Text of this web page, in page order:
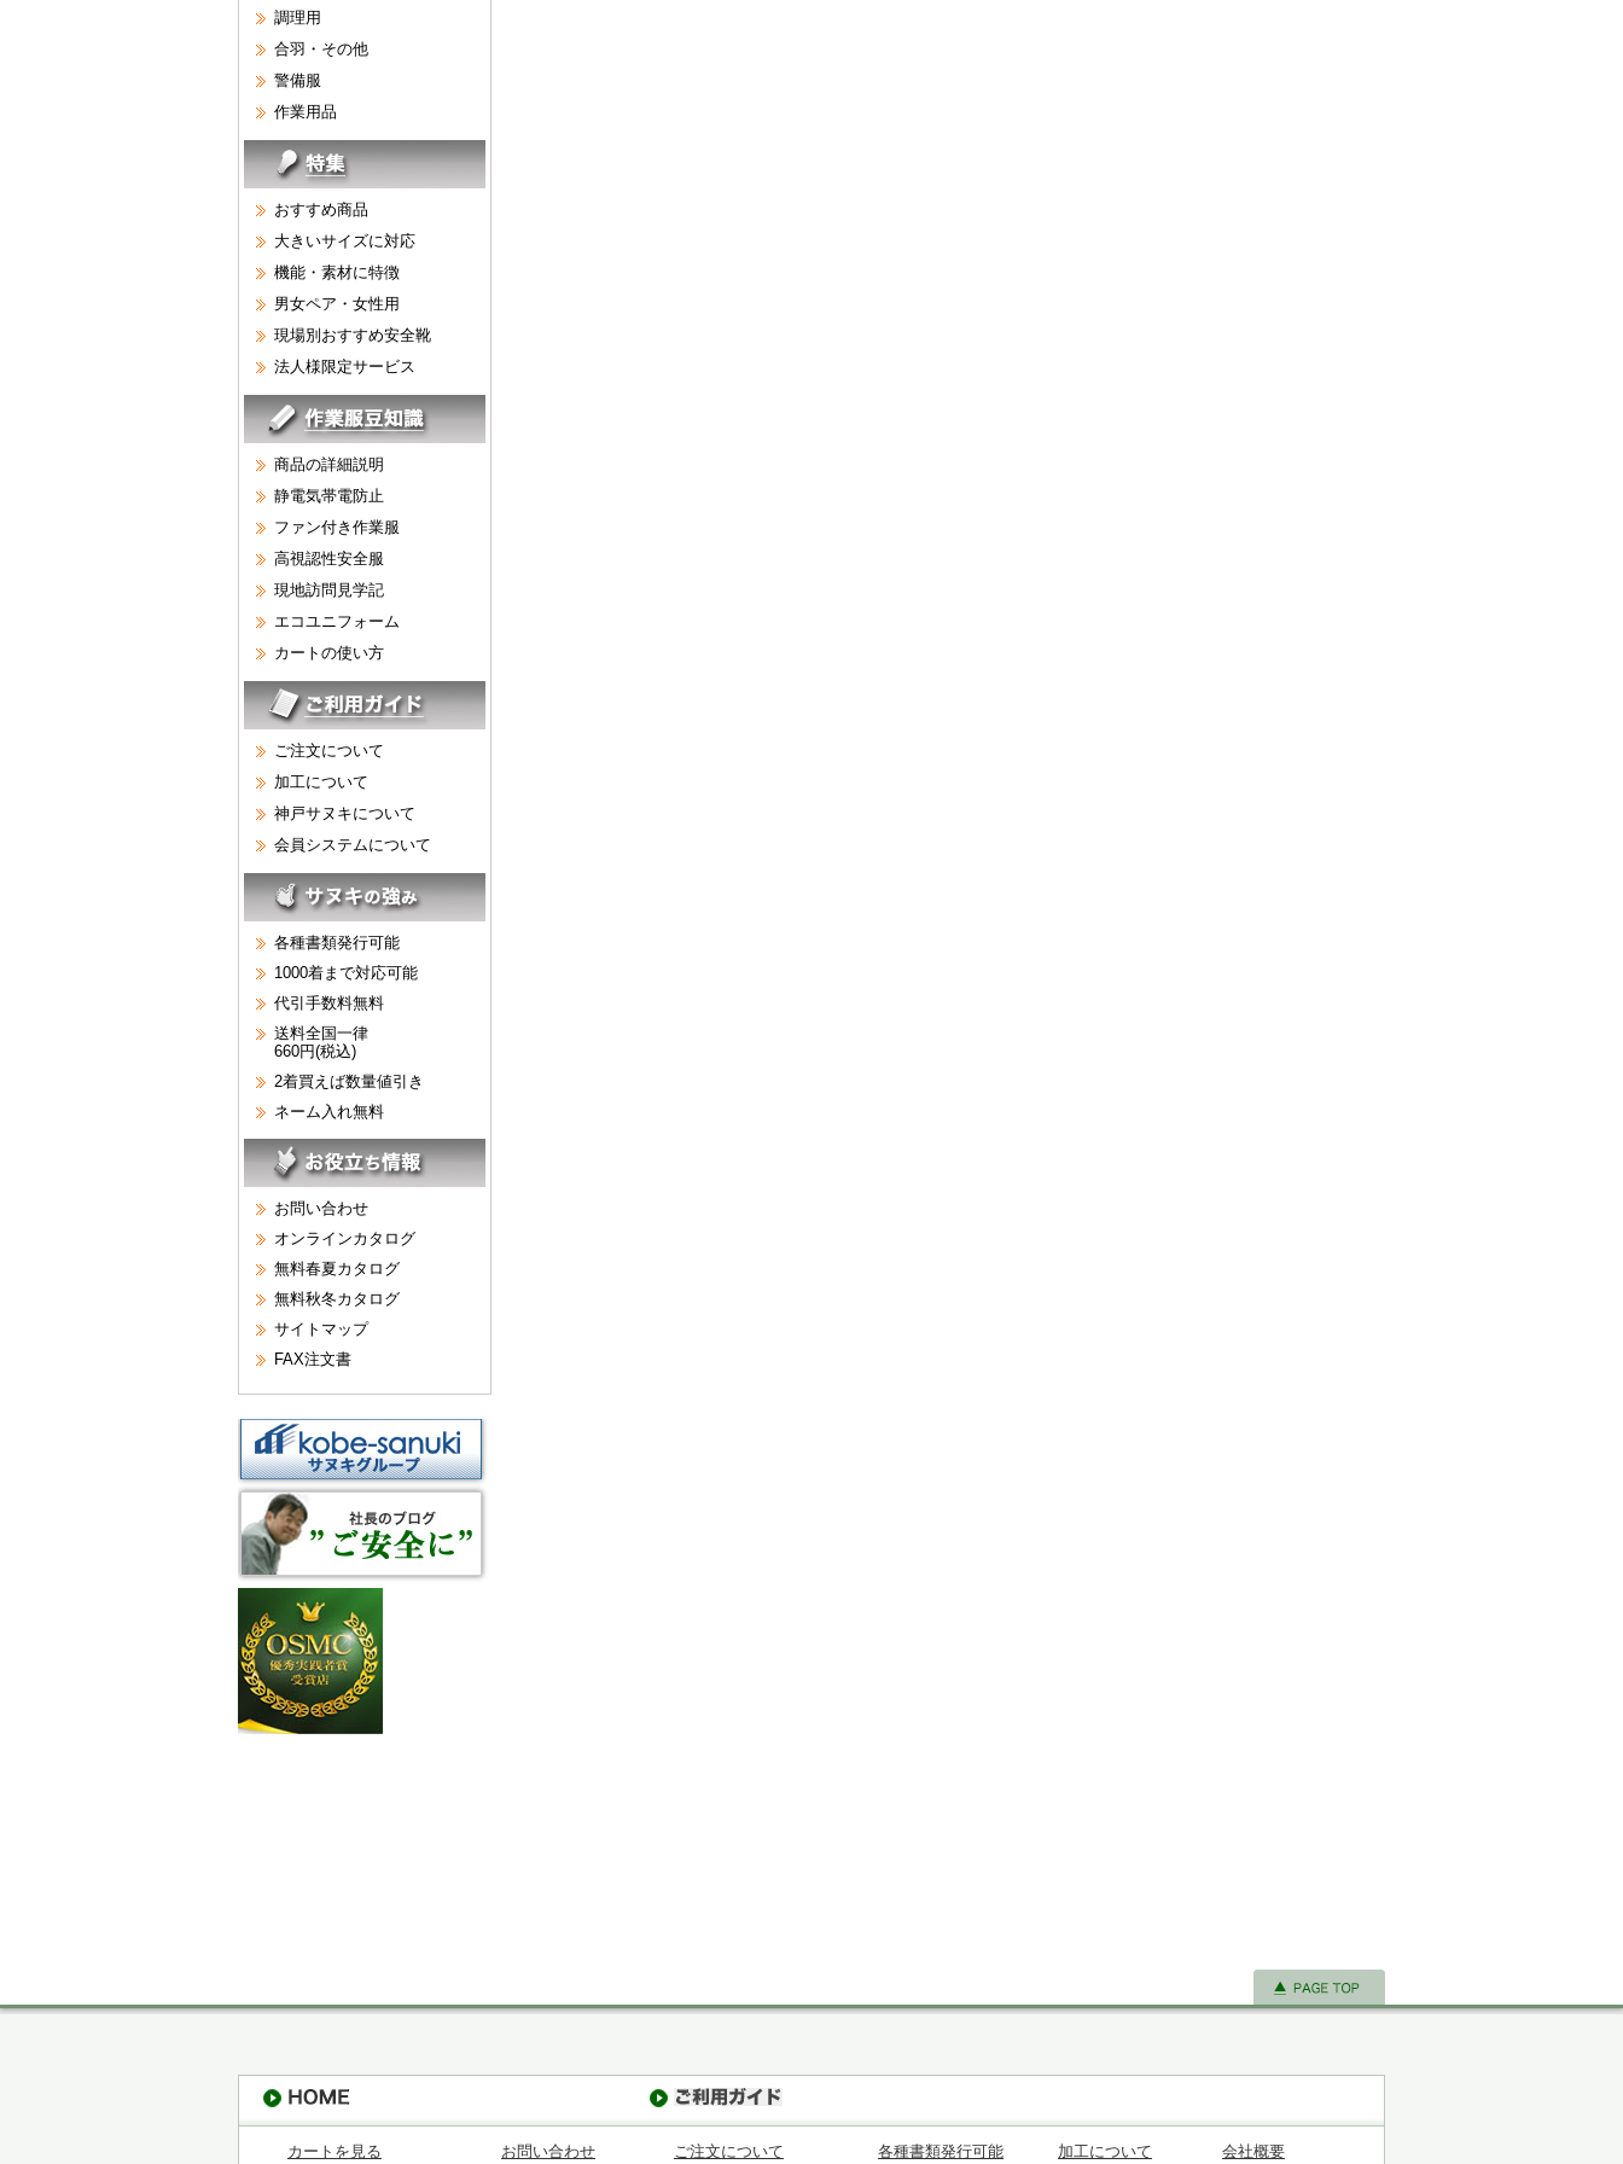
調理用
合羽・その他
警備服
作業用品
おすすめ商品
大きいサイズに対応
機能・素材に特徴
男女ペア・女性用
現場別おすすめ安全靴
法人様限定サービス
商品の詳細説明
静電気帯電防止
ファン付き作業服
高視認性安全服
現地訪問見学記
エコユニフォーム
カートの使い方
ご注文について
加工について
神戸サヌキについて
会員システムについて
各種書類発行可能
1000着まで対応可能
代引手数料無料
送料全国一律
660円(税込)
2着買えば数量値引き
ネーム入れ無料
お問い合わせ
オンラインカタログ
無料春夏カタログ
無料秋冬カタログ
サイトマップ
FAX注文書
カートを見る お問い合わせ ご注文について 各種書類発行可能 加工について 会社概要